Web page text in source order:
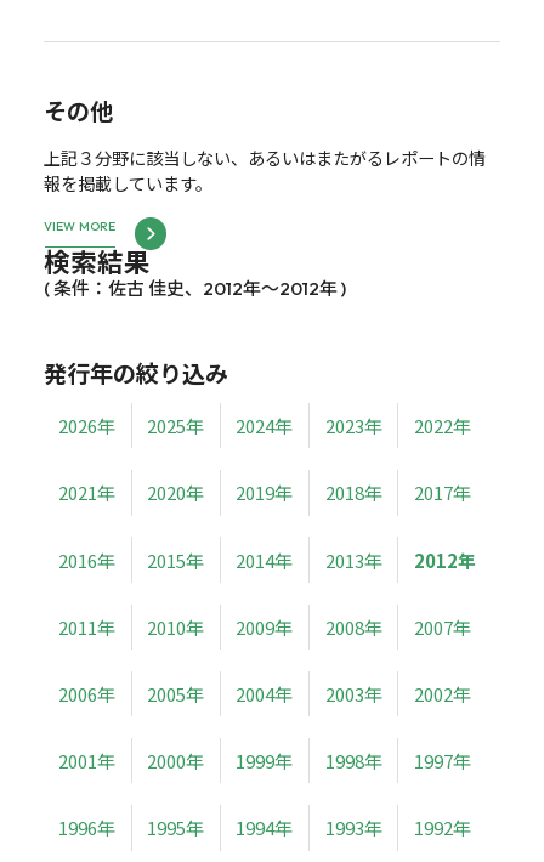
その他
上記３分野に該当しない、あるいはまたがるレポートの情
報を掲載しています。
VIEW MORE
検索結果
( 条件：佐古 佳史、2012年～2012年 )
発行年の絞り込み
2026年 2025年 2024年 2023年 2022年
2021年 2020年 2019年 2018年 2017年
2016年 2015年 2014年 2013年 2012年
2011年 2010年 2009年 2008年 2007年
2006年 2005年 2004年 2003年 2002年
2001年 2000年 1999年 1998年 1997年
1996年 1995年 1994年 1993年 1992年